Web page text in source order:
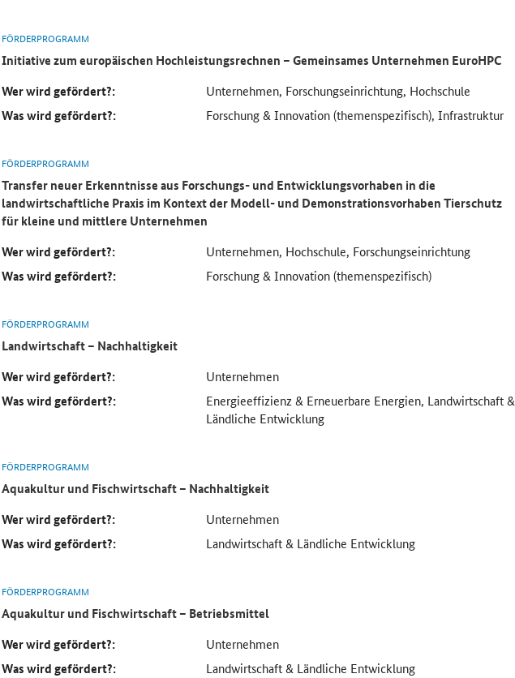
FÖRDERPROGRAMM
Initiative zum europäischen Hochleistungsrechnen – Gemeinsames Unternehmen EuroHPC
Wer wird gefördert?:
Unternehmen, Forschungseinrichtung, Hochschule
Was wird gefördert?: Forschung & Innovation (themenspezifisch), Infrastruktur
FÖRDERPROGRAMM
Transfer neuer Erkenntnisse aus Forschungs- und Entwicklungsvorhaben in die
landwirtschaftliche Praxis im Kontext der Modell- und Demonstrationsvorhaben Tierschutz
für kleine und mittlere Unternehmen
Wer wird gefördert?:
Unternehmen, Hochschule, Forschungseinrichtung
Was wird gefördert?: Forschung & Innovation (themenspezifisch)
FÖRDERPROGRAMM
Landwirtschaft – Nachhaltigkeit
Wer wird gefördert?:
Unternehmen
Was wird gefördert?:
Energieeffizienz & Erneuerbare Energien, Landwirtschaft &
Ländliche Entwicklung
FÖRDERPROGRAMM
Aquakultur und Fischwirtschaft – Nachhaltigkeit
Wer wird gefördert?:
Unternehmen
Was wird gefördert?: Landwirtschaft & Ländliche Entwicklung
FÖRDERPROGRAMM
Aquakultur und Fischwirtschaft – Betriebsmittel
Wer wird gefördert?:
Unternehmen
Was wird gefördert?: Landwirtschaft & Ländliche Entwicklung